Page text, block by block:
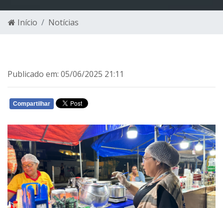
Início Notícias
Publicado em: 05/06/2025 21:11
Compartilhar